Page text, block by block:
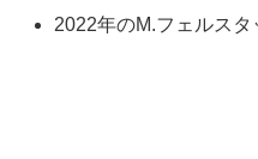
2022年のM.フェルス